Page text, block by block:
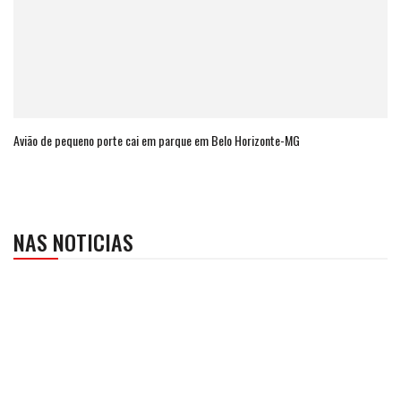
Avião de pequeno porte cai em parque em Belo Horizonte-MG
NAS NOTICIAS